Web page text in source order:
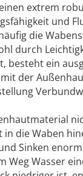
extrem
und
die
durch
besteht ein
der
die Waben
Sinken
Weg Wasser